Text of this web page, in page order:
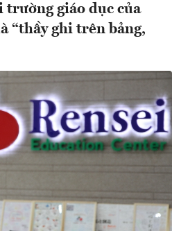
trường giáo dục của
“thầy ghi trên bảng,